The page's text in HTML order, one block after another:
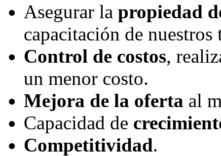
Asegurar la propiedad
capacitación de
Control de costos,
un menor costo.
Mejora de la oferta al
Capacidad de
Competitividad.